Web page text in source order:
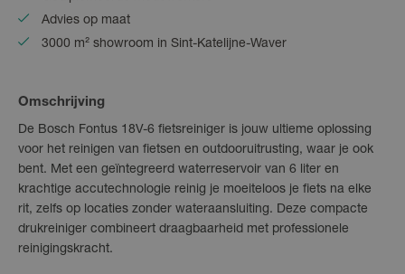
Advies op maat
3000 m² showroom in Sint-Katelijne-Waver
Omschrijving
De Bosch Fontus 18V-6 fietsreiniger is jouw ultieme oplossing
voor het reinigen van fietsen en outdooruitrusting, waar je ook
bent. Met een geïntegreerd waterreservoir van 6 liter en
krachtige accutechnologie reinig je moeiteloos je fiets na elke
rit, zelfs op locaties zonder wateraansluiting. Deze compacte
drukreiniger combineert draagbaarheid met professionele
reinigingskracht.